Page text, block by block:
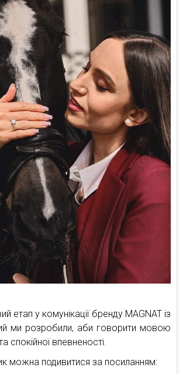
етап у комунікації бренду MAGNAT із
ми розробили, аби говорити мовою
спокійної впевненості.
можна подивитися за посиланням: